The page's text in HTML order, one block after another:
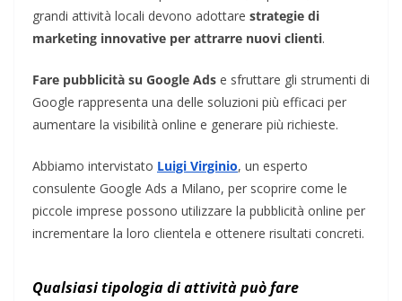
grandi attività locali devono adottare strategie di
marketing innovative per attrarre nuovi clienti.
Fare pubblicità su Google Ads e sfruttare gli strumenti di
Google rappresenta una delle soluzioni più efficaci per
aumentare la visibilità online e generare più richieste.
Abbiamo intervistato Luigi Virginio, un esperto
consulente Google Ads a Milano, per scoprire come le
piccole imprese possono utilizzare la pubblicità online per
incrementare la loro clientela e ottenere risultati concreti.
Qualsiasi tipologia di attività può fare